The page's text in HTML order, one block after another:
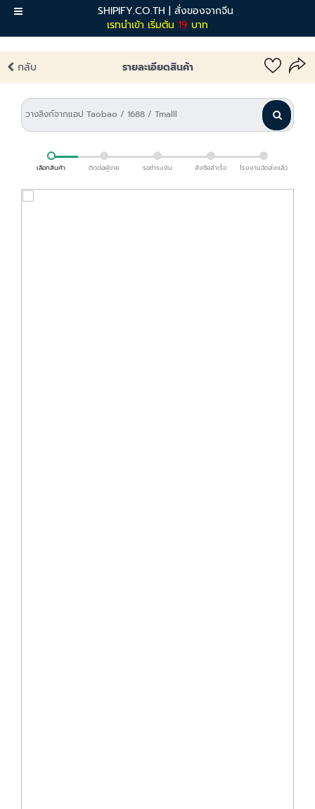
SHIPIFY.CO.TH | สั่งของจากจีน
เรทนำเข้า เริ่มต้น 19 บาท
เมนู
กลับ รายละเอียดสินค้า
เลือกสินค้า ติดต่อผู้ขาย รอชำระเงิน สั่งซื้อสำเร็จ โรงงานจัดส่งแล้ว